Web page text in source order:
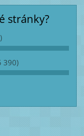
stránky?
390)